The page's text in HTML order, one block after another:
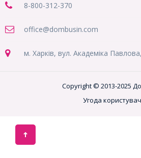
8-800-312-370
office@dombusin.com
м. Харків, вул. Академіка
Copyright © 2013-2025
Угода